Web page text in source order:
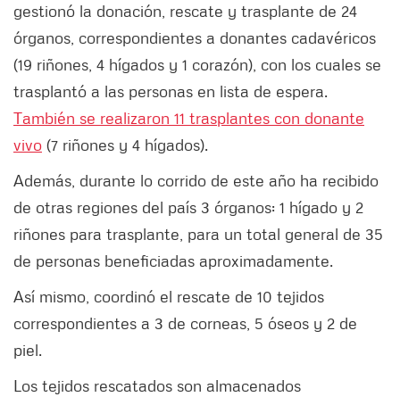
gestionó la donación, rescate y trasplante de 24
órganos, correspondientes a donantes cadavéricos
(19 riñones, 4 hígados y 1 corazón), con los cuales se
trasplantó a las personas en lista de espera.
También se realizaron 11 trasplantes con donante
vivo (7 riñones y 4 hígados).
Además, durante lo corrido de este año ha recibido
de otras regiones del país 3 órganos: 1 hígado y 2
riñones para trasplante, para un total general de 35
de personas beneficiadas aproximadamente.
Así mismo, coordinó el rescate de 10 tejidos
correspondientes a 3 de corneas, 5 óseos y 2 de
piel.
Los tejidos rescatados son almacenados